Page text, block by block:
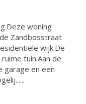
woning
Zandbosstraat
wijk.De
tuin.Aan de
garage en een